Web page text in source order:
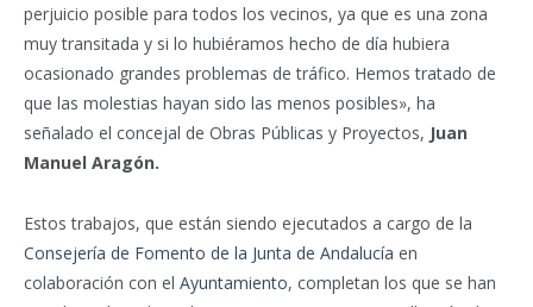
perjuicio posible para todos los vecinos, ya que es una zona
muy transitada y si lo hubiéramos hecho de día hubiera
ocasionado grandes problemas de tráfico. Hemos tratado de
que las molestias hayan sido las menos posibles», ha
señalado el concejal de Obras Públicas y Proyectos, Juan
Manuel Aragón.
Estos trabajos, que están siendo ejecutados a cargo de la
Consejería de Fomento de la Junta de Andalucía en
colaboración con el Ayuntamiento, completan los que se han